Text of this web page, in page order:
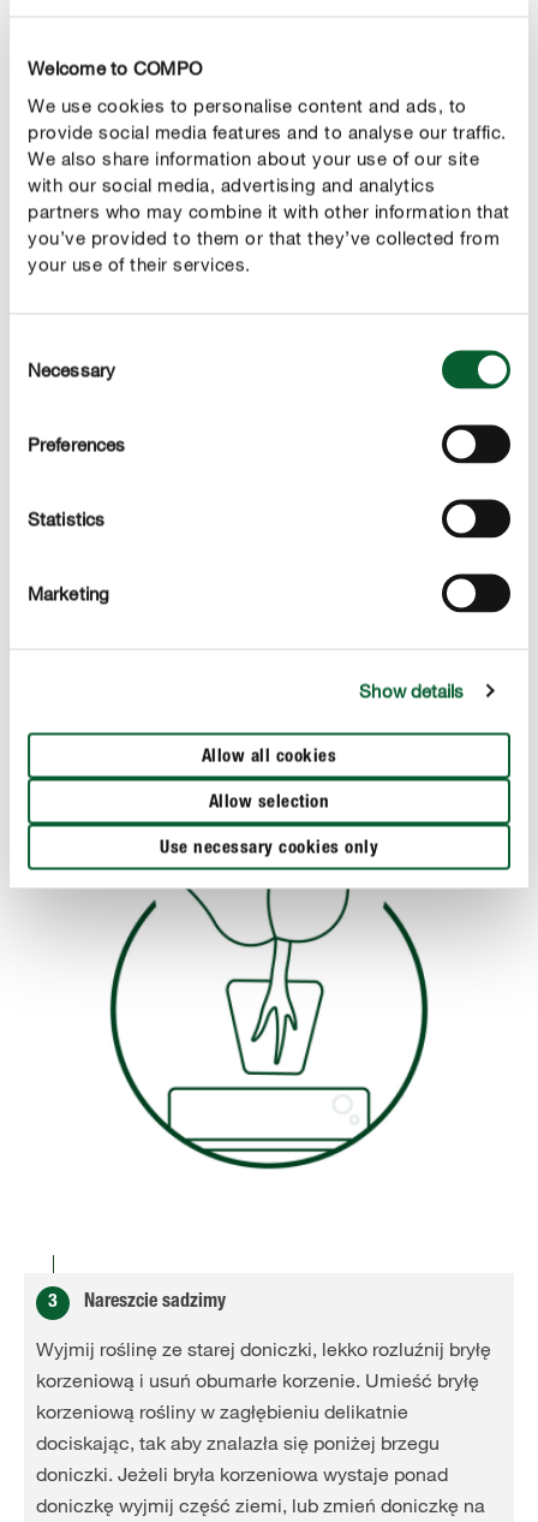
Welcome to COMPO
We use cookies to personalise content and ads, to
provide social media features and to analyse our traffic.
We also share information about your use of our site
with our social media, advertising and analytics
partners who may combine it with other information that
you’ve provided to them or that they’ve collected from
your use of their services.
Selection
Necessary
Preferences
Statistics
Marketing
Show details
Allow all cookies
Allow selection
Use necessary cookies only
strukturę podłoża tak, aby rozbić ewentualne grudki.
Na dnie doniczki warto dodać warstwę drenażową
3 Nareszcie sadzimy
Wyjmij roślinę ze starej doniczki, lekko rozluźnij bryłę
korzeniową i usuń obumarłe korzenie. Umieść bryłę
korzeniową rośliny w zagłębieniu delikatnie
dociskając, tak aby znalazła się poniżej brzegu
doniczki. Jeżeli bryła korzeniowa wystaje ponad
doniczkę wyjmij część ziemi, lub zmień doniczkę na